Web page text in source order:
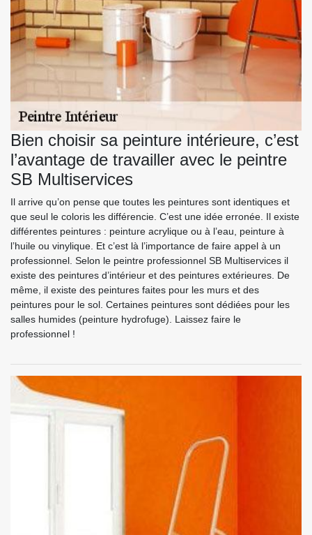
Bien choisir sa peinture intérieure, c’est
l’avantage de travailler avec le peintre
SB Multiservices
Il arrive qu’on pense que toutes les peintures sont identiques et
que seul le coloris les différencie. C’est une idée erronée. Il existe
différentes peintures : peinture acrylique ou à l’eau, peinture à
l’huile ou vinylique. Et c’est là l’importance de faire appel à un
professionnel. Selon le peintre professionnel SB Multiservices il
existe des peintures d’intérieur et des peintures extérieures. De
même, il existe des peintures faites pour les murs et des
peintures pour le sol. Certaines peintures sont dédiées pour les
salles humides (peinture hydrofuge). Laissez faire le
professionnel !